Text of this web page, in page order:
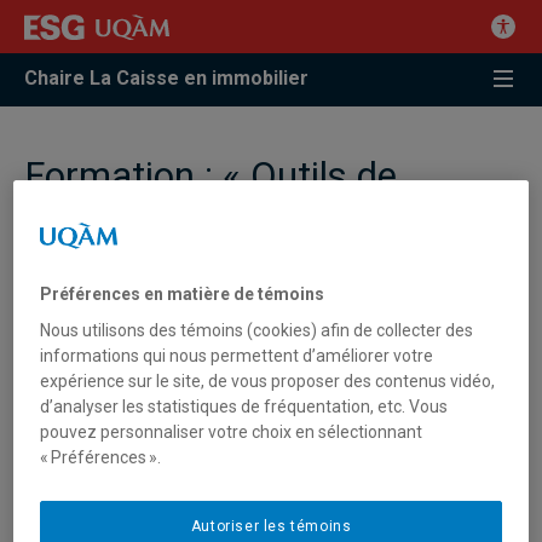
Chaire La Caisse en immobilier
Formation : « Outils de
prévision économique des
transformations du tissu
urbain », par Brahim
Boualam, Ph.D.
Préférences en matière de témoins
Nous utilisons des témoins (cookies) afin de collecter des
informations qui nous permettent d’améliorer votre
expérience sur le site, de vous proposer des contenus vidéo,
d’analyser les statistiques de fréquentation, etc. Vous
pouvez personnaliser votre choix en sélectionnant
« Préférences ».
Autoriser les témoins